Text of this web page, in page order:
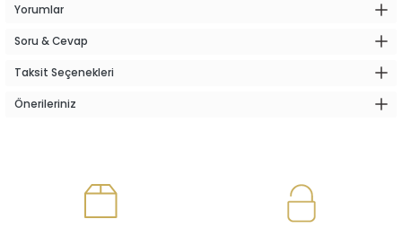
Yorumlar
Soru & Cevap
Taksit Seçenekleri
Önerileriniz